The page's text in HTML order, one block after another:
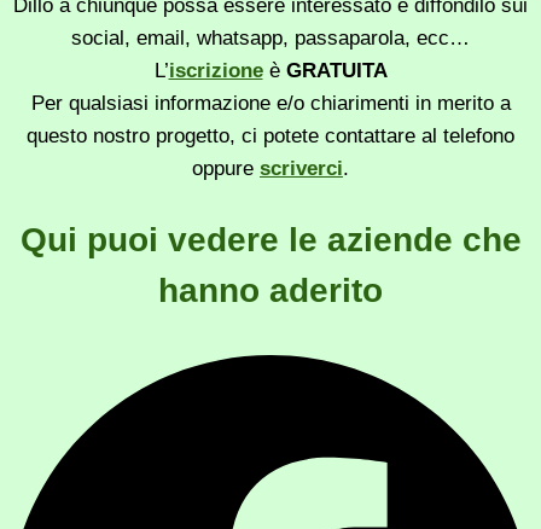
Dillo a chiunque possa essere interessato e diffondilo sui
social, email, whatsapp, passaparola, ecc…
L’iscrizioneè GRATUITA
Per qualsiasi informazione e/o chiarimenti in merito a
questo nostro progetto, ci potete contattare al telefono
oppure scriverci.
Qui puoi vedere le aziende che
hanno aderito